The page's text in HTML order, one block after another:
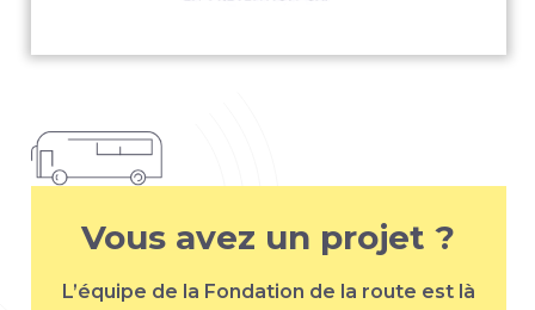
Vous avez un projet ?
L’équipe de la Fondation de la route est là